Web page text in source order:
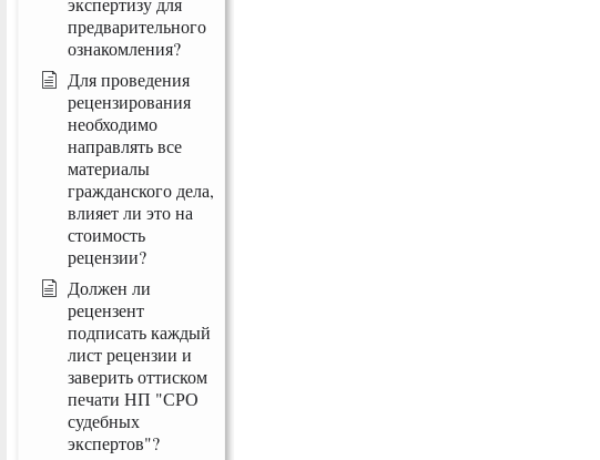
предварительного
ознакомления?
Для проведения
рецензирования
необходимо
направлять все
материалы
гражданского дела,
влияет ли это на
стоимость
рецензии?
Должен ли
рецензент
подписать каждый
лист рецензии и
заверить оттиском
печати НП "СРО
судебных
экспертов"?